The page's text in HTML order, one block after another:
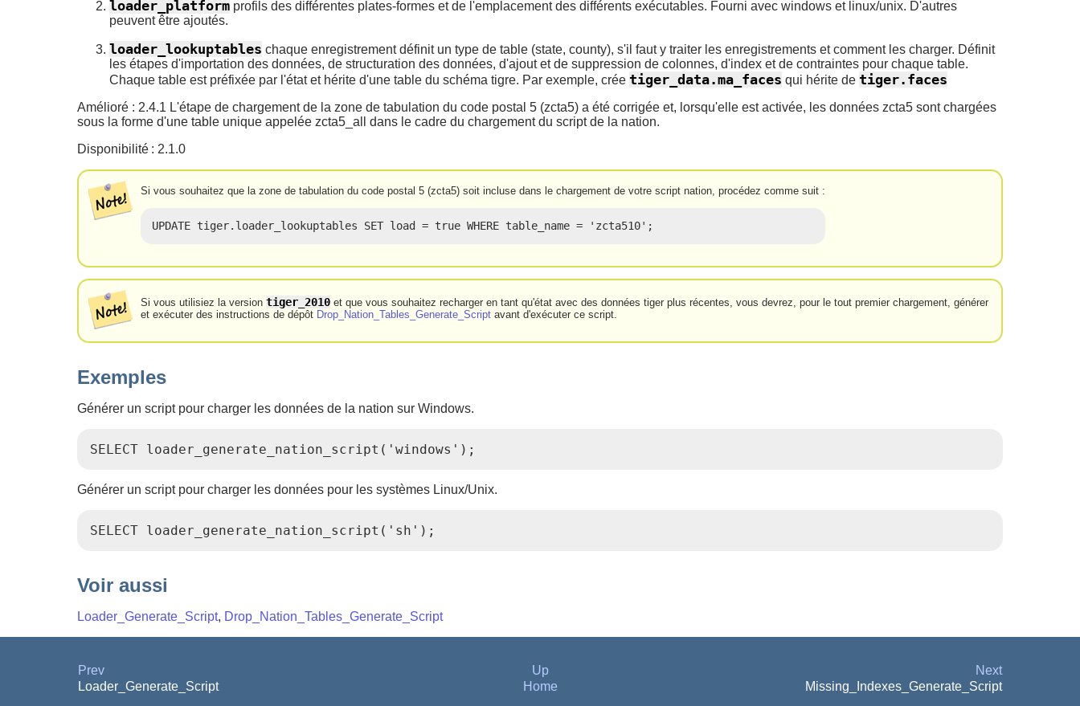
loader_platform profils des différentes plates-formes et de l'emplacement des différents exécutables. Fourni avec windows et linux/unix. D'autres
peuvent être ajoutés.
loader_lookuptables chaque enregistrement définit un type de table (state, county), s'il faut y traiter les enregistrements et comment les charger. Définit
les étapes d'importation des données, de structuration des données, d'ajout et de suppression de colonnes, d'index et de contraintes pour chaque table.
Chaque table est préfixée par l'état et hérite d'une table du schéma tigre. Par exemple, crée tiger_data.ma_faces qui hérite de tiger.faces
Amélioré : 2.4.1 L'étape de chargement de la zone de tabulation du code postal 5 (zcta5) a été corrigée et, lorsqu'elle est activée, les données zcta5 sont chargées
sous la forme d'une table unique appelée zcta5_all dans le cadre du chargement du script de la nation.
Disponibilité : 2.1.0
Si vous souhaitez que la zone de tabulation du code postal 5 (zcta5) soit incluse dans le chargement de votre script nation, procédez comme suit :
UPDATE tiger.loader_lookuptables SET load = true WHERE table_name = 'zcta510';
Si vous utilisiez la versiontiger_2010 et que vous souhaitez recharger en tant qu'état avec des données tiger plus récentes, vous devrez, pour le tout premier chargement, générer
et exécuter des instructions de dépôt Drop_Nation_Tables_Generate_Script avant d'exécuter ce script.
Exemples
Générer un script pour charger les données de la nation sur Windows.
SELECT loader_generate_nation_script('windows');
Générer un script pour charger les données pour les systèmes Linux/Unix.
SELECT loader_generate_nation_script('sh');
Voir aussi
Loader_Generate_Script, Drop_Nation_Tables_Generate_Script
Prev Up
Next
Loader_Generate_Script
Home Missing_Indexes_Generate_Script